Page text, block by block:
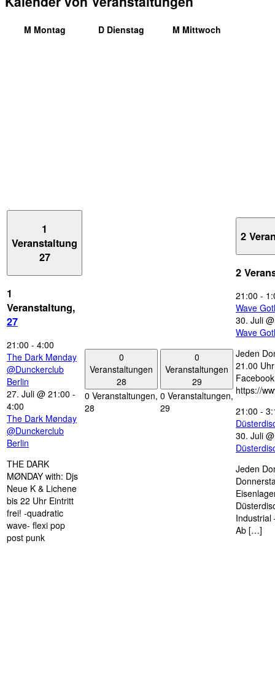
M Montag D Dienstag M Mittwoch
1
Veranstaltung
27
1
Veranstaltung,
27
21:00 - 4:00
The Dark Mønday
@Dunckerclub
Berlin
27. Juli @ 21:00 -
4:00
The Dark Mønday
@Dunckerclub
Berlin
THE DARK
MØNDAY with: Djs
Neue K & Lichene
bis 22 Uhr Eintritt
frei! -quadratic
wave- flexi pop
post punk
0
Veranstaltungen
28
0 Veranstaltungen,
28
0
Veranstaltungen
29
0 Veranstaltungen,
29
2
2
21:00 -
Wave
30. Juli
Wave
Jeden
21.00
https://
21:00 -
30. Juli
Jeden
Industrial
Ab […]